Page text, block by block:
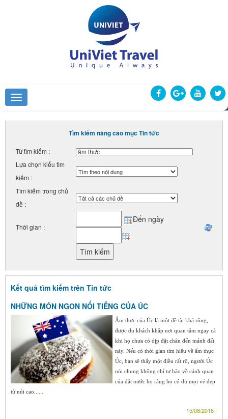
Tìm kiếm nâng cao mục Tin tức
Từ tìm kiếm :
Lựa chọn kiểu tìm
kiếm :
Tìm kiếm trong chủ
đề :
Thời gian :
Đến ngày
Kết quả tìm kiếm trên Tin tức
NHỮNG MÓN NGON NỔI TIẾNG CỦA ÚC
Ẩm thực của Úc là một đề tài khá rộng,
được du khách khắp nơi quan tâm ngay cả
khi họ chưa có dịp đặt chân đến mảnh đất
này. Nếu có thời gian tìm hiểu về ẩm thực
Úc, bạn sẽ thấy một điều rất rõ, người Úc
nói chung không chỉ tự hào về cảnh quan
của đất nước họ rằng họ có đủ mọi vẻ đẹp
từ núi cao......
15/08/2018 -